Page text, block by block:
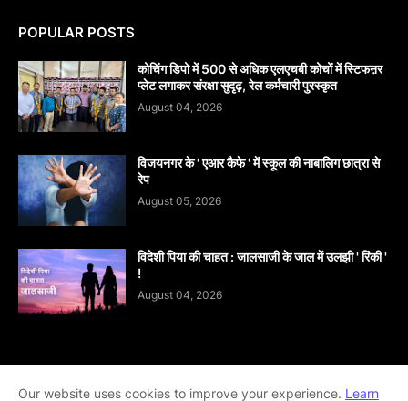
POPULAR POSTS
कोचिंग डिपो में 500 से अधिक एलएचबी कोचों में स्टिफऩर
प्लेट लगाकर संरक्षा सुदृढ़, रेल कर्मचारी पुरस्कृत
August 04, 2026
विजयनगर के ' एआर कैफे ' में स्कूल की नाबालिग छात्रा से
रेप
August 05, 2026
विदेशी पिया की चाहत : जालसाजी के जाल में उलझी ' रिंकी '
!
August 04, 2026
Home About contact-us Disclaimer
Our website uses cookies to improve your experience. Learn